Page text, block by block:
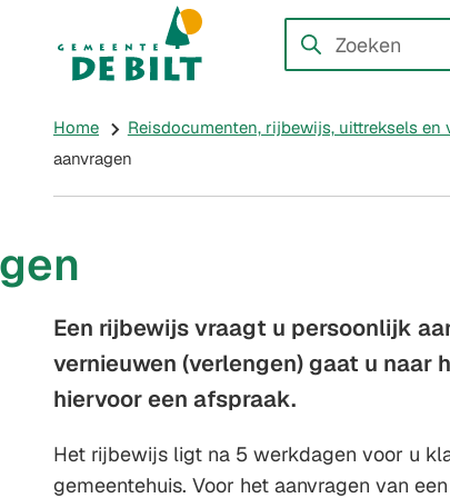
Mijn De Bilt
(Verwijst naar een externe website)
Zoeken
Wanneer
beschikbaar
pijl
omhoog
en
te
Home Reisdocumenten, rijbewijs, uittreksels en
aanvragen
Een rijbewijs vraagt u persoonlijk
vernieuwen (verlengen) gaat u naar
hiervoor een afspraak.
Het rijbewijs ligt na 5 werkdagen voor u
gemeentehuis. Voor het aanvragen van